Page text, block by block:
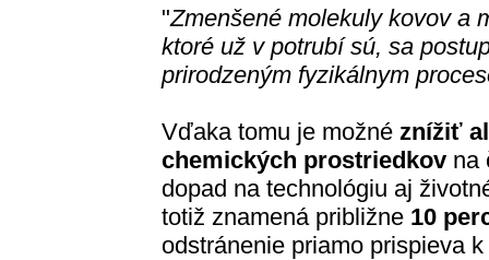
"Zmenšené molekuly kovov a
ktoré už v potrubí sú, sa
prirodzeným fyzikálnym
Vďaka tomu je možné znížiť
chemických prostriedkov na
dopad na technológiu aj
totiž znamená približne 10
odstránenie priamo prispieva